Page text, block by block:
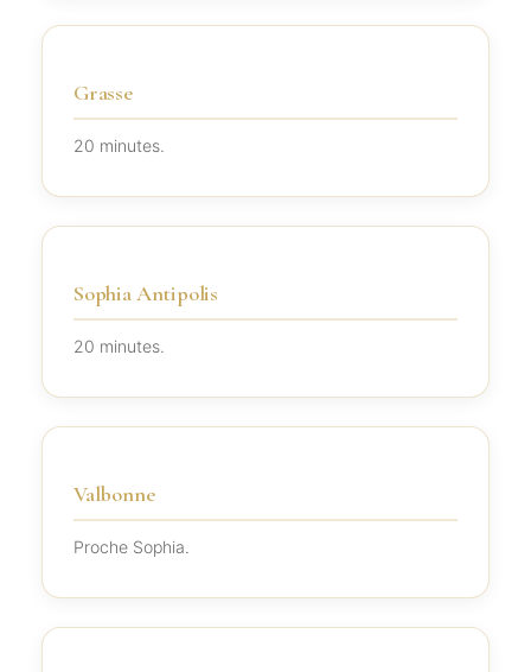
Grasse
20 minutes.
Sophia Antipolis
20 minutes.
Valbonne
Proche Sophia.